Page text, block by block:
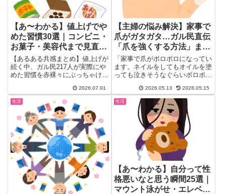
【あ〜わかる】値上げでや
めた習慣30選｜コンビニ・
お菓子・美容代まで見直し
たガル民のリアル
【あるある共感まとめ】値上げが
続く中、ガル民217人が実際にや
めた習慣を赤裸々にぶっちゃけ。
ト、美容室、ネイルサロン代ま
で、家計を見直したリアルな体験
談30選を紹介。値上げラッシュ
を乗り切る節約のヒントが満載で
2026.07.01
【主婦の悩み解決】家事で
爪がガタガタ…ガル民直伝
「爪を強くする方法」まと
め｜タンパク質・ビオチ
ン・亜鉛が正解だった！
「家事で爪がボロボロになってい
ます。ネイルをしてもオイルを塗
っても泣きそうなぐらいボロボロ
2026.05.13 2026.05.15
生活 生活
【あ〜わかる】自分って性
格悪いなと思う瞬間25選｜
マウント泳がせ・エレベー